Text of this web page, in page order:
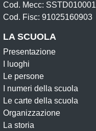
Cod. Mecc: SSTD010001
Cod. Fisc: 91025160903
LA SCUOLA
Presentazione
I luoghi
Le persone
I numeri della scuola
Le carte della scuola
Organizzazione
La storia